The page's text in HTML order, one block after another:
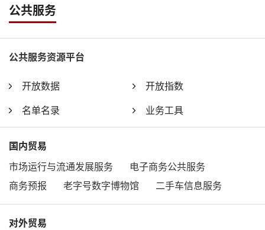
公共服务
公共服务资源平台
开放数据
开放指数
名单名录
业务工具
国内贸易
市场运行与流通发展服务
电子商务公共服务
商务预报
老字号数字博物馆 二手车信息服务
对外贸易